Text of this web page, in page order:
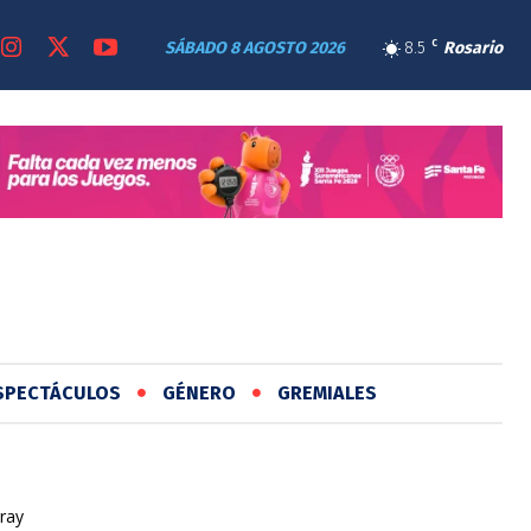
8.5 C Rosario
SÁBADO 8 AGOSTO 2026
GÉNERO GREMIALES